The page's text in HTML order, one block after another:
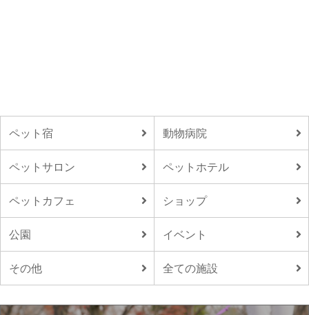
ペット宿 動物病院
ペットサロン ペットホテル
ペットカフェ ショップ
公園 イベント
その他 全ての施設